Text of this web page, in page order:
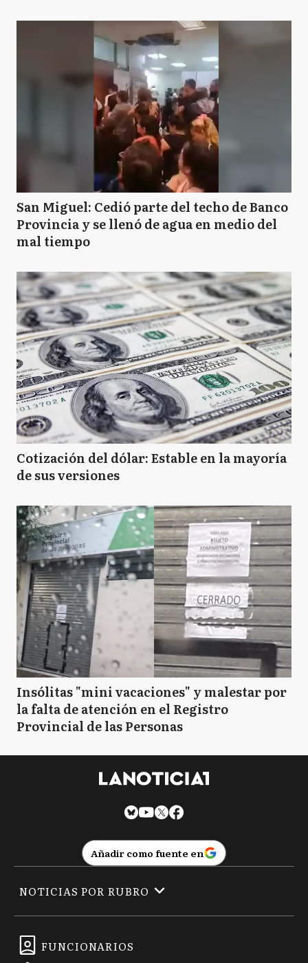
San Miguel: Cedió parte del techo de Banco
Provincia y se llenó de agua en medio del
mal tiempo
Cotización del dólar: Estable en la mayoría
de sus versiones
Insólitas "mini vacaciones" y malestar por
la falta de atención en el Registro
Provincial de las Personas
Añadir como fuente en
FUNCIONARIOS
NOTICIAS POR RUBRO